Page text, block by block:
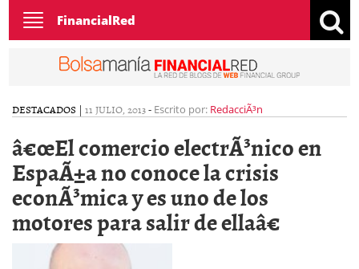
Toggle
navigation
FinancialRed
DESTACADOS | 11 JULIO, 2013- Escrito por: RedacciÃ³n
â€œEl comercio electrÃ³nico en
EspaÃ±a no conoce la crisis
econÃ³mica y es uno de los
motores para salir de ellaâ€